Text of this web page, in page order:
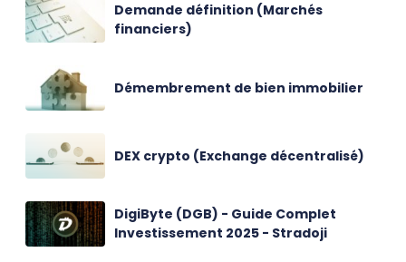
Demande définition (Marchés
financiers)
Démembrement de bien immobilier
DEX crypto (Exchange décentralisé)
DigiByte (DGB) - Guide Complet
Investissement 2025 - Stradoji